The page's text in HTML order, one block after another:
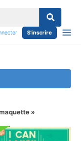
S'inscrire